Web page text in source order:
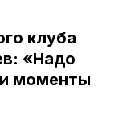
клуба
«Надо
моменты